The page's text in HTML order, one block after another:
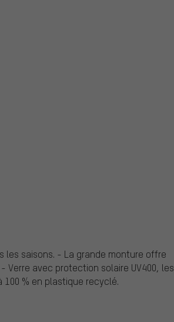
saisons. - La grande monture offre
avec protection solaire UV400, les
% en plastique recyclé.